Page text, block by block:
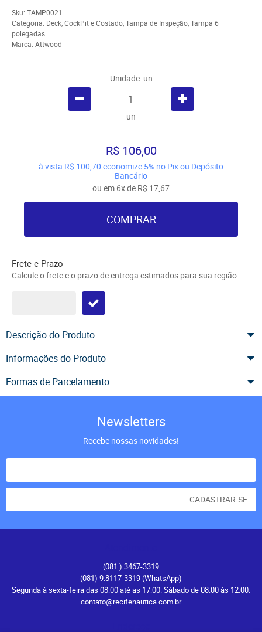
Sku: TAMP0021
Categoria: Deck, CockPit e Costado,Tampa de Inspeção,Tampa 6
polegadas
Marca: Attwood
Unidade: un
un
R$ 106,00
à vista R$ 100,70 economize 5% no Pix ou Depósito
Bancário
ou em 6xde R$ 17,67
COMPRAR
Frete e Prazo
Calcule o frete e o prazo de entrega estimados para sua região:
Descrição do Produto
Informações do Produto
Formas de Parcelamento
Newsletters
Recebe nossas novidades!
CADASTRAR-SE
(081 ) 3467-3319
(081) 9.8117-3319(WhatsApp)
Segunda à sexta-feira das 08:00 até as 17:00. Sábado de 08:00 às 12:00.
contato@recifenautica.com.br